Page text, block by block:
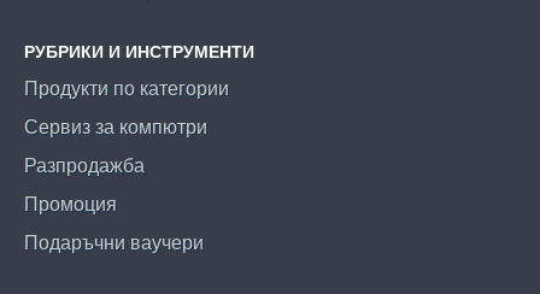
РУБРИКИ И ИНСТРУМЕНТИ
Продукти по категории
Сервиз за компютри
Разпродажба
Промоция
Подаръчни ваучери